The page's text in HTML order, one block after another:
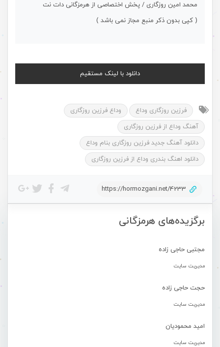
برگزیده‌های هرمزگانی
مجتبی حاجی زاده
مدیریت سایت
حجت حاجی زاده
مدیریت سایت
امید محمودیان
مدیریت سایت
محمد امین روزگاری / پخش اختصاصی از هرمزگانی دات نت
( کپی بدون ذکر منبع مجاز نمی باشد )
دانلود با لینک مستقیم
فرزین روزگاری وداع
وداع فرزین روزگاری
آهنگ وداع از فرزین روزگاری
دانلود آهنگ جدید فرزین روزگاری بنام وداع
دانلود اهنگ بندری وداع از فرزین روزگاری
https://hormozgani.net/4233